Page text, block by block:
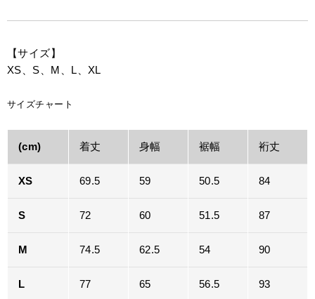
【サイズ】
XS、S、M、L、XL
サイズチャート
(cm) 着丈 身幅 裾幅 裄丈
XS 69.5 59 50.5 84
S 72 60 51.5 87
M 74.5 62.5 54 90
L 77 65 56.5 93